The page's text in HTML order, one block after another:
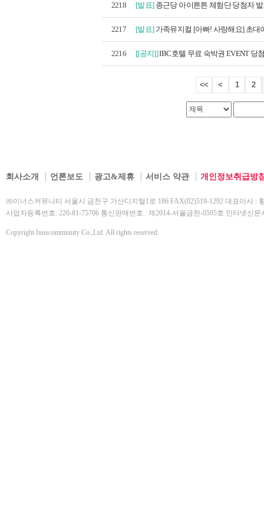
2218 [발표] 종근당 아이튼튼 체험단 당첨자
2217 [발표] 가족뮤지컬 [아빠! 사랑해요] 초대
2216 [[공지]]IBC호텔 무료 숙박권 EVENT 당
<< < 1 2